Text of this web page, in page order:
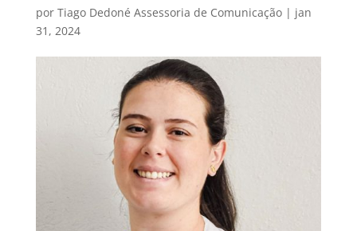
por Tiago Dedoné Assessoria de Comunicação| jan
31, 2024